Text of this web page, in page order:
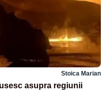
Stoica Marian
asupra regiunii